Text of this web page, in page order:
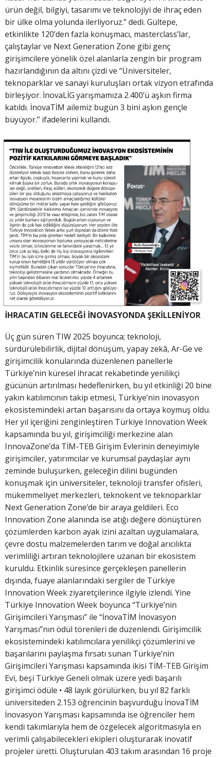
ürün değil, bilgiyi, tasarımı ve teknolojiyi de ihraç eden
bir ülke olma yolunda ilerliyoruz.” dedi. Gültepe,
etkinlikte 120’den fazla konuşmacı, masterclass’lar,
çalıştaylar ve Next Generation Zone gibi genç
girişimcilere yönelik özel alanlarla zengin bir program
hazırlandığının da altını çizdi ve “Üniversiteler,
teknoparklar ve sanayi kuruluşları ortak vizyon etrafında
birleşiyor. İnovaLİG yarışmamıza 2.400’ü aşkın firma
katıldı. İnovaTİM ailemiz bugün 3 bini aşkın gençle
büyüyor.” ifadelerini kullandı.
İHRACATIN GELECEĞİ İNOVASYONDA ŞEKİLLENİYOR
Üç gün süren TIW 2025 boyunca; teknoloji,
sürdürülebilirlik, dijital dönüşüm, yapay zekâ, Ar-Ge ve
girişimcilik konularında düzenlenen panellerle
Türkiye’nin küresel ihracat rekabetinde yenilikçi
gücünün artırılması hedeflenirken, bu yıl etkinliği 20 bine
yakın katılımcının takip etmesi, Türkiye’nin inovasyon
ekosistemindeki artan başarısını da ortaya koymuş oldu.
Her yıl içeriğini zenginleştiren Türkiye Innovation Week
kapsamında bu yıl, girişimciliği merkezine alan
InnovaZone’da TİM-TEB Girişim Evlerinin deneyimiyle
girişimciler, yatırımcılar ve kurumsal paydaşlar aynı
zeminde buluşurken, geleceğin dilini bugünden
konuşmak için üniversiteler, teknoloji transfer ofisleri,
mükemmeliyet merkezleri, teknokent ve teknoparklar
Next Generation Zone’de bir araya geldileri. Eco
Innovation Zone alanında ise atığı değere dönüştüren
çözümlerden karbon ayak izini azaltan uygulamalara,
çevre dostu malzemelerden tarım ve doğal arıcılıkta
verimliliği artıran teknolojilere uzanan bir ekosistem
kuruldu. Etkinlik süresince gerçekleşen panellerin
dışında, fuaye alanlarındaki sergiler de Türkiye
Innovation Week ziyaretçilerince ilgiyle izlendi. Yine
Türkiye Innovation Week boyunca “Türkiye’nin
Girişimcileri Yarışması” ile “İnovaTİM İnovasyon
Yarışması”nın ödül törenleri de düzenlendi. Girişimcilik
ekosistemindeki katılımcılara yenilikçi çözümlerini ve
başarılarını paylaşma fırsatı sunan Türkiye’nin
Girişimcileri Yarışması kapsamında ikisi TİM-TEB Girişim
Evi, beşi Türkiye Geneli olmak üzere yedi başarılı
girişimci ödüle • 48 layık görülürken, bu yıl 82 farklı
üniversiteden 2.153 öğrencinin başvurduğu İnovaTİM
İnovasyon Yarışması kapsamında ise öğrenciler hem
kendi takımlarıyla hem de özgelecek algoritmasıyla en
verimli çalışabilecekleri ekipleri oluşturarak inovatif
projeler üretti. Oluşturulan 403 takım arasından 16 proje